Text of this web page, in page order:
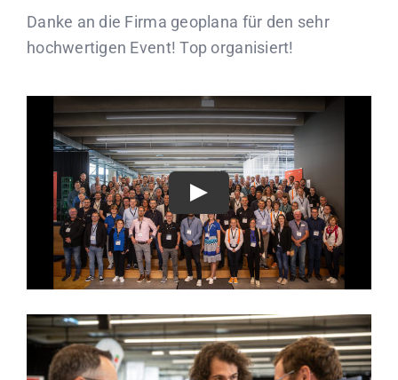
Danke an die Firma geoplana für den sehr
hochwertigen Event! Top organisiert!